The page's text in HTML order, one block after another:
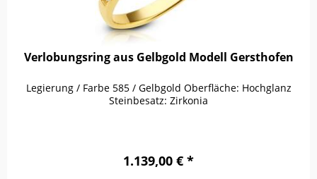
Verlobungsring aus Gelbgold Modell Gersthofen
Legierung / Farbe 585 / Gelbgold Oberfläche: Hochglanz
Steinbesatz: Zirkonia
1.139,00 € *